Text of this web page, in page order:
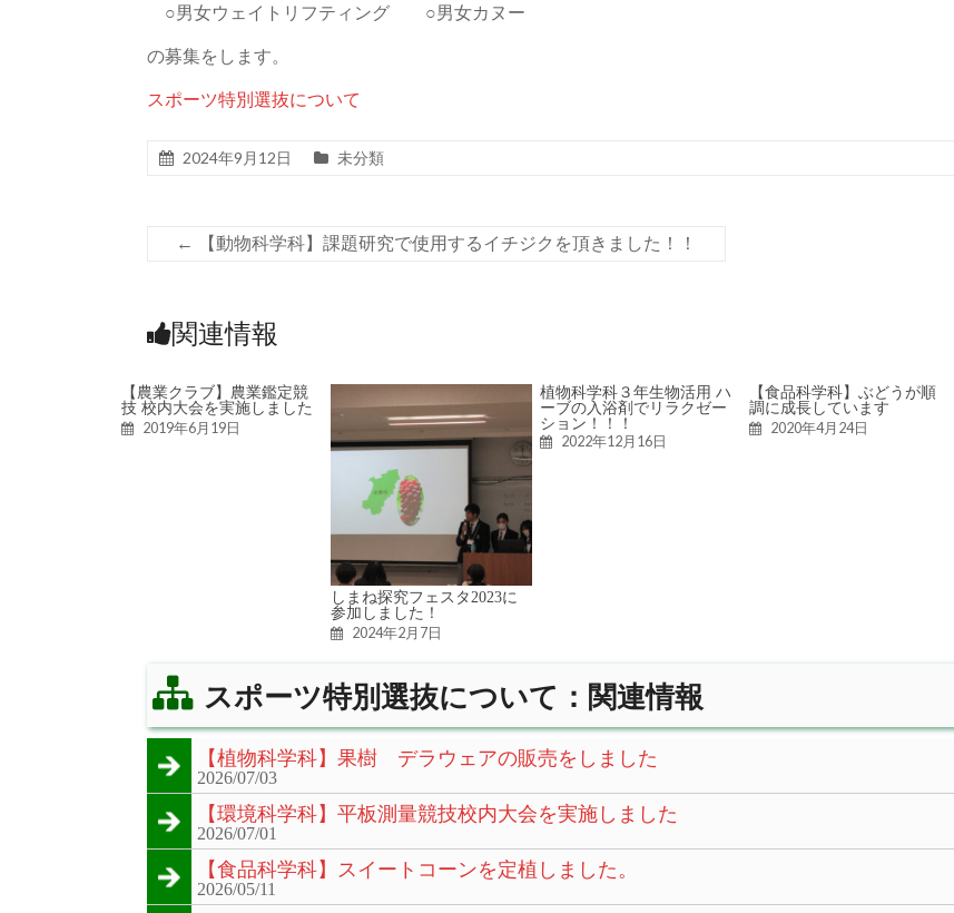
○男女ウェイトリフティング ○男女カヌー
の募集をします。
スポーツ特別選抜について
2024年9月12日 未分類
← 【動物科学科】課題研究で使用するイチジクを頂きました！！
関連情報
【農業クラブ】農業鑑定競
技 校内大会を実施しました
2019年6月19日
しまね探究フェスタ2023に
参加しました！
2024年2月7日
植物科学科３年生物活用 ハ
ーブの入浴剤でリラクゼー
ション！！！
2022年12月16日
【食品科学科】ぶどうが順
調に成長しています
2020年4月24日
スポーツ特別選抜について：関連情報
【植物科学科】果樹 デラウェアの販売をしました
2026/07/03
【環境科学科】平板測量競技校内大会を実施しました
2026/07/01
【食品科学科】スイートコーンを定植しました。
2026/05/11